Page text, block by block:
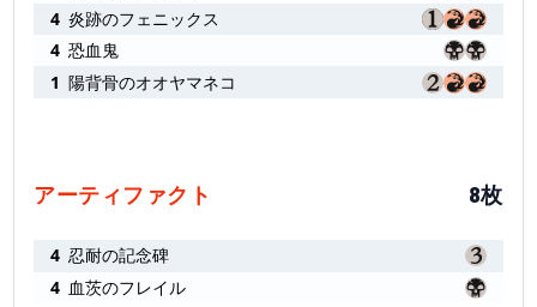
4 炎跡のフェニックス
4 恐血鬼
1 陽背骨のオオヤマネコ
アーティファクト 8枚
4 忍耐の記念碑
4 血茨のフレイル